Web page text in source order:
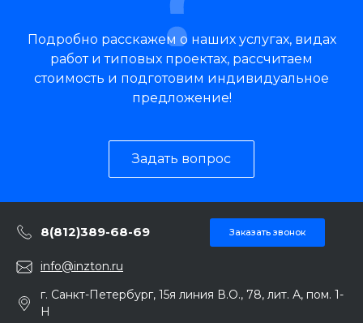
Подробно расскажем о наших услугах, видах
работ и типовых проектах, рассчитаем
стоимость и подготовим индивидуальное
предложение!
Задать вопрос
8(812)389-68-69 Заказать звонок
info@inzton.ru
г. Санкт-Петербург, 15я линия В.О., 78, лит. А, пом. 1-
Н